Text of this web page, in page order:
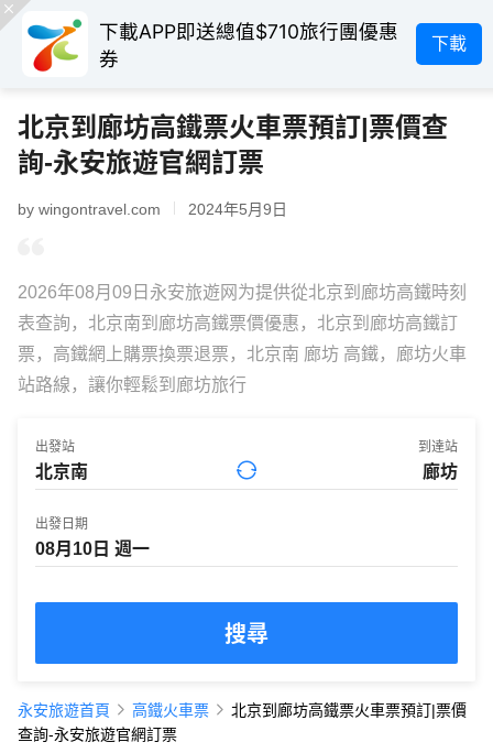
下載APP即送總值$710旅行團優惠
券
下載
北京到廊坊高鐵票火車票預訂|票價查
詢-永安旅遊官網訂票
by wingontravel.com 2024年5月9日
2026年08月09日永安旅遊网为提供從北京到廊坊高鐵時刻
表查詢，北京南到廊坊高鐵票價優惠，北京到廊坊高鐵訂
票，高鐵網上購票換票退票，北京南 廊坊 高鐵，廊坊火車
站路線，讓你輕鬆到廊坊旅行
出發站 到達站
出發日期
搜尋
永安旅遊首頁 高鐵火車票
北京到廊坊高鐵票火車票預訂|票價
查詢-永安旅遊官網訂票